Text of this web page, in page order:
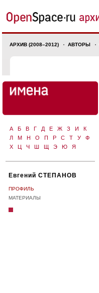
АРХИВ (2008–2012) АВТОРЫ
А Б В Г Д Е Ж З И
К
Л
М Н О П Р С Т У
Ф
Х
Ц Ч Ш Щ Э Ю Я
Евгений СТЕПАНОВ
ПРОФИЛЬ
МАТЕРИАЛЫ